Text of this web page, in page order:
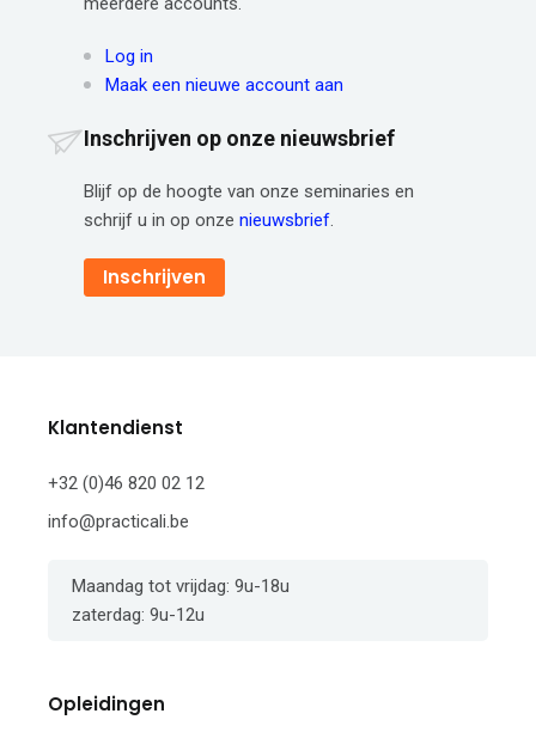
Log in
Maak een nieuwe account aan
Inschrijven op onze nieuwsbrief
Blijf op de hoogte van onze seminaries en
schrijf u in op onze nieuwsbrief.
Inschrijven
Opleidingen
Klantendienst
+32 (0)46 820 02 12
info@practicali.be
Maandag tot vrijdag: 9u-18u
zaterdag: 9u-12u